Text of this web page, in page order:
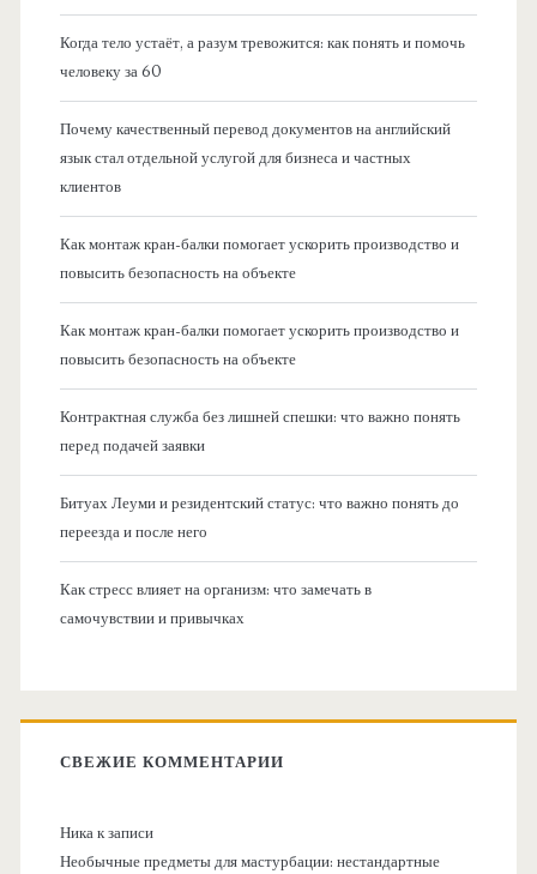
Когда тело устаёт, а разум тревожится: как понять и помочь
человеку за 60
Почему качественный перевод документов на английский
язык стал отдельной услугой для бизнеса и частных
клиентов
Как монтаж кран-балки помогает ускорить производство и
повысить безопасность на объекте
Как монтаж кран-балки помогает ускорить производство и
повысить безопасность на объекте
Контрактная служба без лишней спешки: что важно понять
перед подачей заявки
Битуах Леуми и резидентский статус: что важно понять до
переезда и после него
Как стресс влияет на организм: что замечать в
самочувствии и привычках
СВЕЖИЕ КОММЕНТАРИИ
Никак записи
Необычные предметы для мастурбации: нестандартные